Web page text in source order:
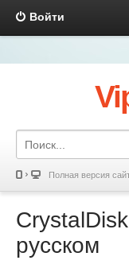
Войти
Полная версия
русском